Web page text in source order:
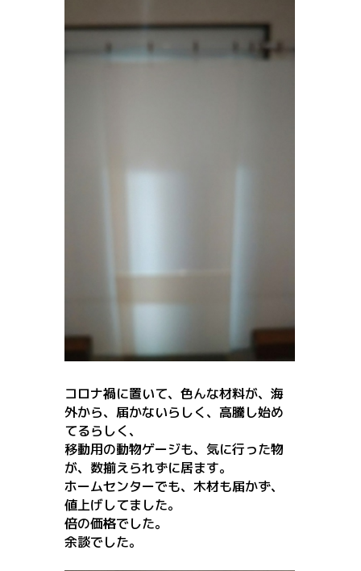
コロナ禍に置いて、色んな材料が、海
外から、届かないらしく、高騰し始め
てるらしく、
移動用の動物ゲージも、気に行った物
が、数揃えられずに居ます。
ホームセンターでも、木材も届かず、
値上げしてました。
倍の価格でした。
余談でした。